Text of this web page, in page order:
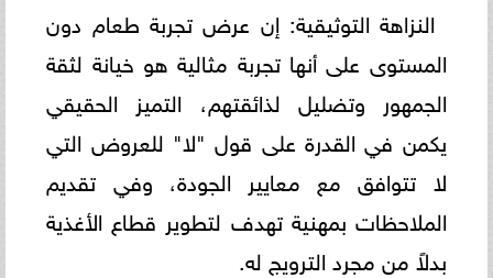
النزاهة التوثيقية: إن عرض تجربة طعام دون
المستوى على أنها تجربة مثالية هو خيانة لثقة
الجمهور وتضليل لذائقتهم، التميز الحقيقي
يكمن في القدرة على قول "لا" للعروض التي
لا تتوافق مع معايير الجودة، وفي تقديم
الملاحظات بمهنية تهدف لتطوير قطاع الأغذية
بدلاً من مجرد الترويج له.